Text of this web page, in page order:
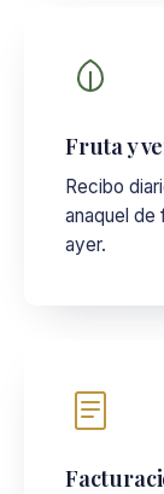
Fruta y
Recibo
anaquel de
ayer.